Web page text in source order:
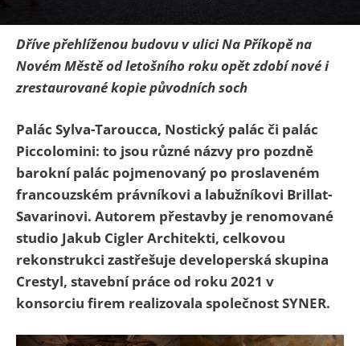
Dříve přehlíženou budovu v ulici Na Příkopě na
Novém Městě od letošního roku opět zdobí nové i
zrestaurované kopie původních soch
Palác Sylva-Taroucca, Nostický palác či palác
Piccolomini: to jsou různé názvy pro pozdně
barokní palác pojmenovaný po proslaveném
francouzském právníkovi a labužníkovi Brillat-
Savarinovi. Autorem přestavby je renomované
studio Jakub Cigler Architekti, celkovou
rekonstrukci zastřešuje developerská skupina
Crestyl, stavební práce od roku 2021 v
konsorciu firem realizovala společnost SYNER.